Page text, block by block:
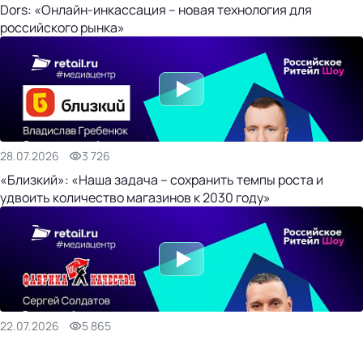
Dors: «Онлайн-инкассация – новая технология для
российского рынка»
28.07.2026 3 726
«Близкий»: «Наша задача – сохранить темпы роста и
удвоить количество магазинов к 2030 году»
22.07.2026 5 865